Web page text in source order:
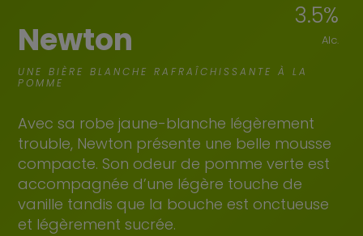
Newton
3.5%
Alc.
UNE BIÈRE BLANCHE RAFRAÎCHISSANTE À LA
POMME
Avec sa robe jaune-blanche légèrement
trouble, Newton présente une belle mousse
compacte. Son odeur de pomme verte est
accompagnée d’une légère touche de
vanille tandis que la bouche est onctueuse
et légèrement sucrée.